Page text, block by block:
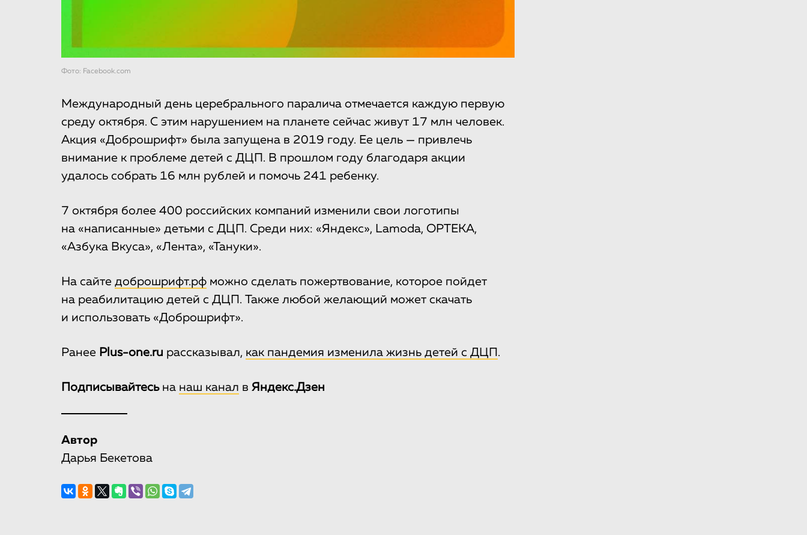
Фото: Facebook.com
Международный день церебрального паралича отмечается каждую первую
среду октября. С этим нарушением на планете сейчас живут 17 млн человек.
Акция «Доброшрифт» была запущена в 2019 году. Ее цель — привлечь
внимание к проблеме детей с ДЦП. В прошлом году благодаря акции
удалось собрать 16 млн рублей и помочь 241 ребенку.
7 октября более 400 российских компаний изменили свои логотипы
на «написанные» детьми с ДЦП. Среди них: «Яндекс», Lamoda, ОРТЕКА,
«Азбука Вкуса», «Лента», «Тануки».
На сайте доброшрифт.рф можно сделать пожертвование, которое пойдет
на реабилитацию детей с ДЦП. Также любой желающий может скачать
и использовать «Доброшрифт».
Ранее Plus-one.ru рассказывал, как пандемия изменила жизнь детей с ДЦП .
Подписывайтесьна наш канал в Яндекс.Дзен
Автор
Дарья Бекетова